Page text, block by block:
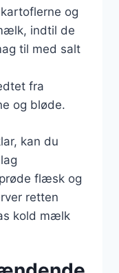
og
indtil de
til med salt
fra
og bløde.
kan du
flæsk og
retten
kold mælk